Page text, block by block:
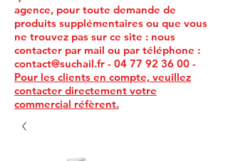
agence, pour toute demande de
produits supplémentaires ou que vous
ne trouvez pas sur ce site : nous
contacter par mail ou par téléphone :
contact@suchail.fr - 04 77 92 36 00 -
Pour les clients en compte, veuillez
contacter directement votre
commercial réfèrent.